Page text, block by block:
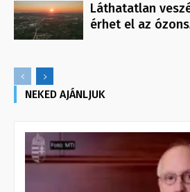
Láthatatlan
érhet el az
NEKED AJÁNLJUK